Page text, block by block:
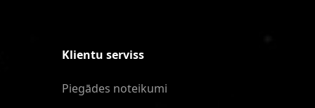
Klientu serviss
Piegādes noteikumi